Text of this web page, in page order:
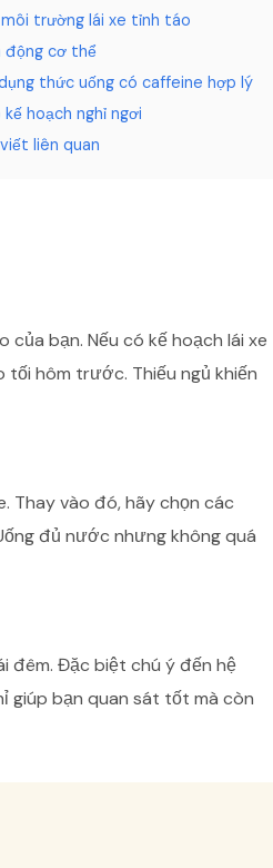
trường lái xe tỉnh táo
động cơ thể
thức uống có caffeine hợp lý
kế hoạch nghỉ ngơi
liên quan
bạn. Nếu có kế hoạch lái xe
hôm trước. Thiếu ngủ khiến
Thay vào đó, hãy chọn các
đủ nước nhưng không quá
đêm. Đặc biệt chú ý đến hệ
giúp bạn quan sát tốt mà còn